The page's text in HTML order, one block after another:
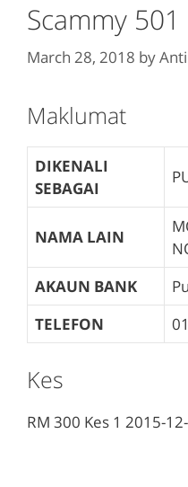
Scammy 501
March 28, 2018 by
Maklumat
DIKENALI
SEBAGAI
NAMA LAIN
AKAUN BANK
TELEFON
Kes
RM 300 Kes 1 2015-